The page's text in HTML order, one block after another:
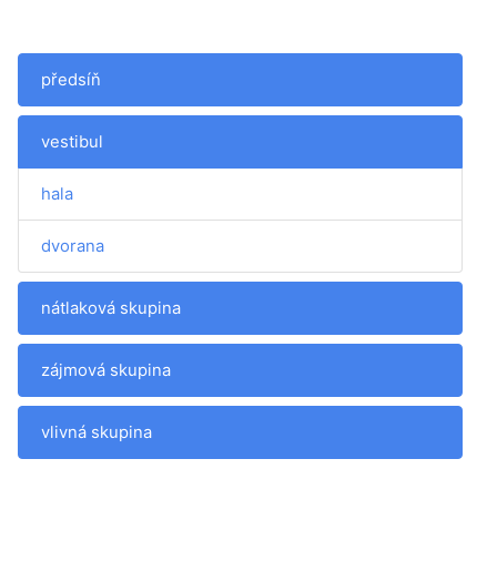
předsíň
vestibul
hala
dvorana
nátlaková skupina
zájmová skupina
vlivná skupina